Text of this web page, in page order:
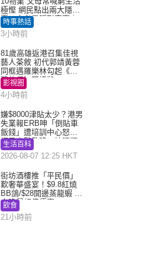
極慳 網民點出兩大隱
憂：未必是隱形富豪｜
Juicy叮
時事熱話
3小時前
81歲高雄返港召集佳視
藝人茶敘 初代郭靖黃蓉
同框遇羅樂林勾起《神
鵰俠侶》回憶殺
影視圈
4小時前
嫌$8000津貼太少？港男
失業報ERB呻「倒貼車
飯錢」遭培訓中心怒轟
網民幽默教路：揀呢類
課程唔會蝕...
生活百科
2026-08-07 12:25 HKT
街坊酒樓推「平民價」
歎奢華盛宴！$9.8紅燒
BB鴿/$28開邊蒸龍蝦 3
大晚餐超值優惠
飲食
21小時前